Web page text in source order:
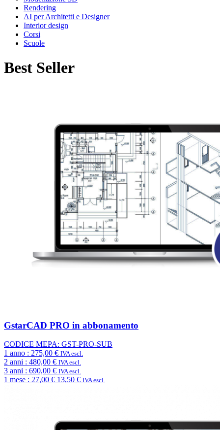
Rendering
AI per Architetti e Designer
Interior design
Corsi
Scuole
Best Seller
GstarCAD PRO in abbonamento
CODICE MEPA: GST-PRO-SUB
1 anno : 275,00 € IVA escl.
2 anni : 480,00 € IVA escl.
3 anni : 690,00 € IVA escl.
1 mese : 27,00 € 13,50 € IVA escl.